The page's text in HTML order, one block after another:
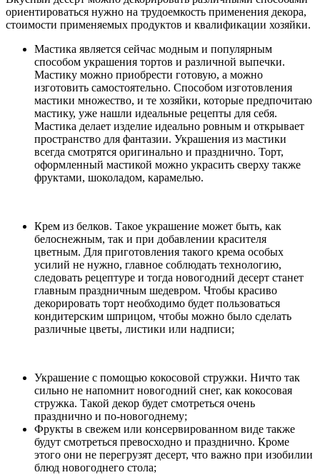
ориентироваться нужно на трудоемкость применения декора,
стоимости применяемых продуктов и квалификации хозяйки.
Мастика является сейчас модным и популярным
способом украшения тортов и различной выпечки.
Мастику можно приобрести готовую, а можно
изготовить самостоятельно. Способом изготовления
мастики множество, и те хозяйки, которые предпочитаю
мастику, уже нашли идеальные рецепты для себя.
Мастика делает изделие идеально ровным и открывает
пространство для фантазии. Украшения из мастики
всегда смотрятся оригинально и празднично. Торт,
оформленный мастикой можно украсить сверху также
фруктами, шоколадом, карамелью.
Крем из белков. Такое украшение может быть, как
белоснежным, так и при добавлении красителя
цветным. Для приготовления такого крема особых
усилий не нужно, главное соблюдать технологию,
следовать рецептуре и тогда новогодний десерт станет
главным праздничным шедевром. Чтобы красиво
декорировать торт необходимо будет пользоваться
кондитерским шприцом, чтобы можно было сделать
различные цветы, листики или надписи;
Украшение с помощью кокосовой стружки. Ничто так
сильно не напомнит новогодний снег, как кокосовая
стружка. Такой декор будет смотреться очень
празднично и по-новогоднему;
Фрукты в свежем или консервированном виде также
будут смотреться превосходно и празднично. Кроме
этого они не перегрузят десерт, что важно при изобилии
блюд новогоднего стола;